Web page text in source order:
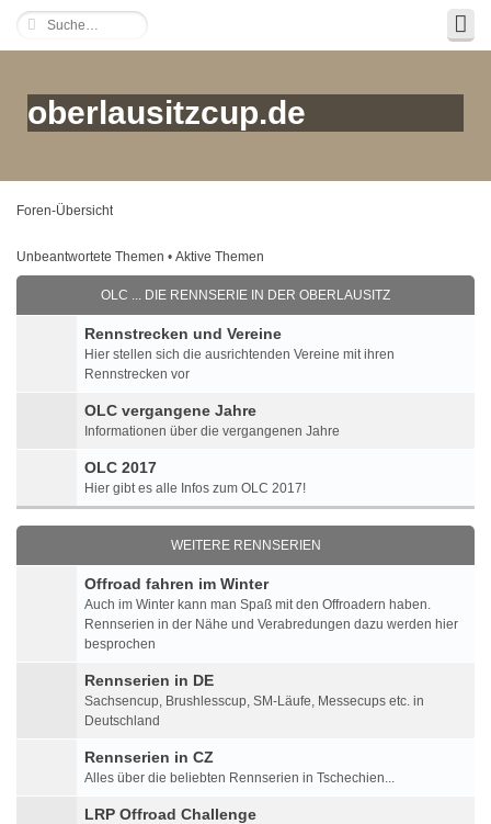
oberlausitzcup.de
Foren-Übersicht
Unbeantwortete Themen • Aktive Themen
OLC ... DIE RENNSERIE IN DER OBERLAUSITZ
Rennstrecken und Vereine
Hier stellen sich die ausrichtenden Vereine mit ihren
Rennstrecken vor
OLC vergangene Jahre
Informationen über die vergangenen Jahre
OLC 2017
Hier gibt es alle Infos zum OLC 2017!
WEITERE RENNSERIEN
Offroad fahren im Winter
Auch im Winter kann man Spaß mit den Offroadern haben.
Rennserien in der Nähe und Verabredungen dazu werden hier
besprochen
Rennserien in DE
Sachsencup, Brushlesscup, SM-Läufe, Messecups etc. in
Deutschland
Rennserien in CZ
Alles über die beliebten Rennserien in Tschechien...
LRP Offroad Challenge